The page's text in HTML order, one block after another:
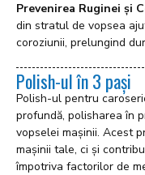
Prevenirea Ruginei și
din stratul de vopsea
coroziunii, prelungind
Polish-ul în 3 pași
Polish-ul pentru
profundă, polisharea în
vopselei mașinii. Acest
mașinii tale, ci și
împotriva factorilor de